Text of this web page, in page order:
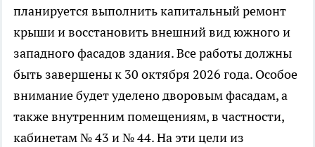
планируется выполнить капитальный ремонт
крыши и восстановить внешний вид южного и
западного фасадов здания. Все работы должны
быть завершены к 30 октября 2026 года. Особое
внимание будет уделено дворовым фасадам, а
также внутренним помещениям, в частности,
кабинетам № 43 и № 44. На эти цели из